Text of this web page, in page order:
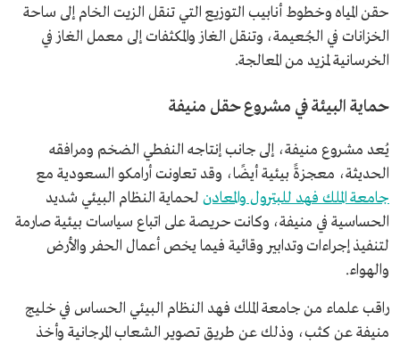
حقن المياه وخطوط أنابيب التوزيع التي تنقل الزيت الخام إلى ساحة
الخزانات في الجُعيمة، وتنقل الغاز والمكثفات إلى معمل الغاز في
الخرسانية لمزيد من المعالجة.
حماية البيئة في مشروع حقل منيفة
يُعد مشروع منيفة، إلى جانب إنتاجه النفطي الضخم ومرافقه
الحديثة، معجزةً بيئية أيضًا، وقد تعاونت أرامكو السعودية مع
جامعة الملك فهد للبترول والمعادن لحماية النظام البيئي شديد
الحساسية في منيفة، وكانت حريصة على اتباع سياسات بيئية صارمة
لتنفيذ إجراءات وتدابير وقائية فيما يخص أعمال الحفر والأرض
والهواء.
راقب علماء من جامعة الملك فهد النظام البيئي الحساس في خليج
منيفة عن كثب، وذلك عن طريق تصوير الشعاب المرجانية وأخذ